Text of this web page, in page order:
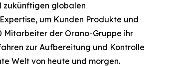
zukünftigen globalen
um Kunden Produkte und
Mitarbeiter der Orano-Gruppe ihr
zur Aufbereitung und Kontrolle
Welt von heute und morgen.